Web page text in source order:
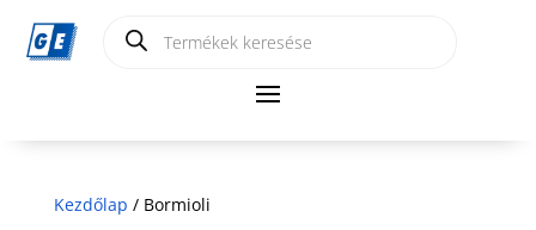
search
Kezdőlap / Bormioli